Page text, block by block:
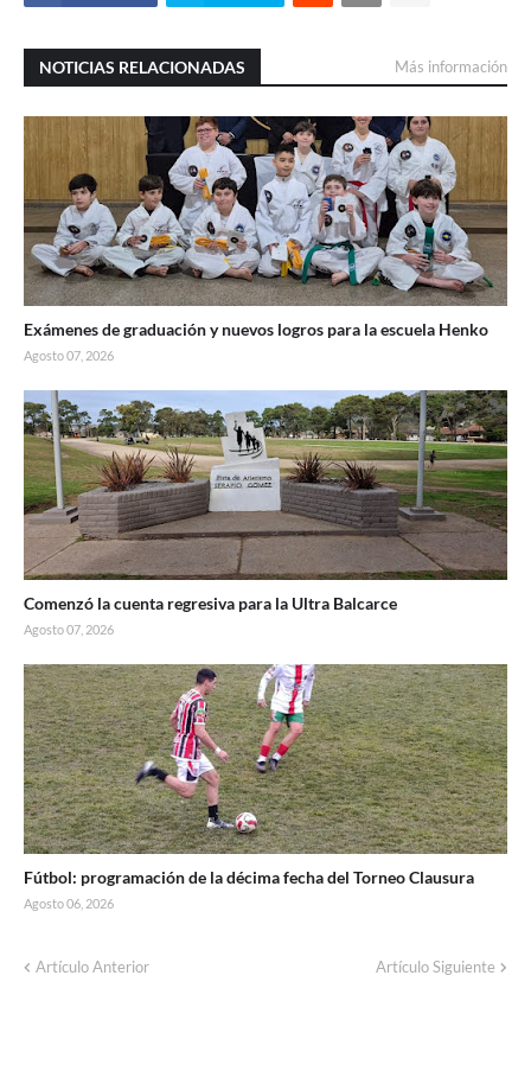
NOTICIAS RELACIONADAS Más información
Exámenes de graduación y nuevos logros para la escuela Henko
Agosto 07, 2026
Comenzó la cuenta regresiva para la Ultra Balcarce
Agosto 07, 2026
Fútbol: programación de la décima fecha del Torneo Clausura
Agosto 06, 2026
Artículo Anterior Artículo Siguiente